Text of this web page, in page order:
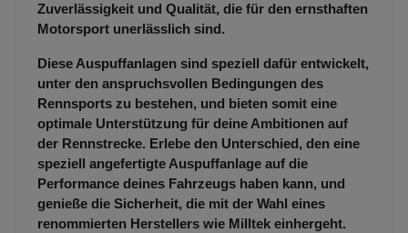
Zuverlässigkeit und Qualität, die für den ernsthaften
Motorsport unerlässlich sind.
Diese Auspuffanlagen sind speziell dafür entwickelt,
unter den anspruchsvollen Bedingungen des
Rennsports zu bestehen, und bieten somit eine
optimale Unterstützung für deine Ambitionen auf
der Rennstrecke. Erlebe den Unterschied, den eine
speziell angefertigte Auspuffanlage auf die
Performance deines Fahrzeugs haben kann, und
genieße die Sicherheit, die mit der Wahl eines
renommierten Herstellers wie Milltek einhergeht.